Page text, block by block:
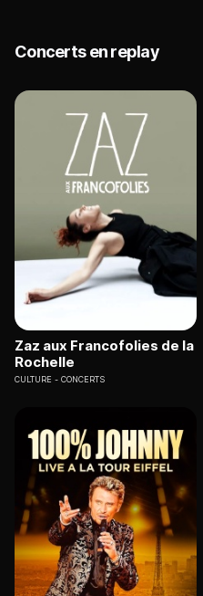
Concerts en replay
Zaz aux Francofolies de la
Rochelle
CULTURE CONCERTS